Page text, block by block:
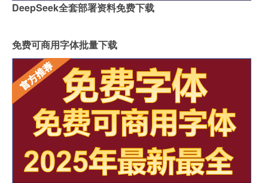
DeepSeek全套部署资料免费下载
免费可商用字体批量下载